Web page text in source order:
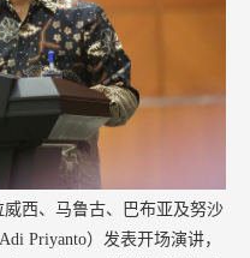
西、马鲁古、巴布亚及努沙
Priyanto）发表开场演讲，